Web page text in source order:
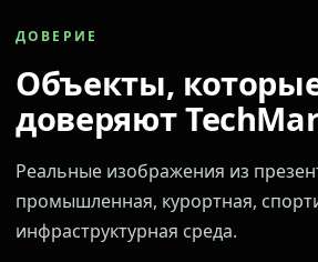
ДОВЕРИЕ
Объекты,
доверяют
Реальные изображения из
промышленная, курортная,
инфраструктурная среда.